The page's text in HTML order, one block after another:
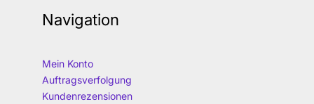
Navigation
Mein Konto
Auftragsverfolgung
Kundenrezensionen